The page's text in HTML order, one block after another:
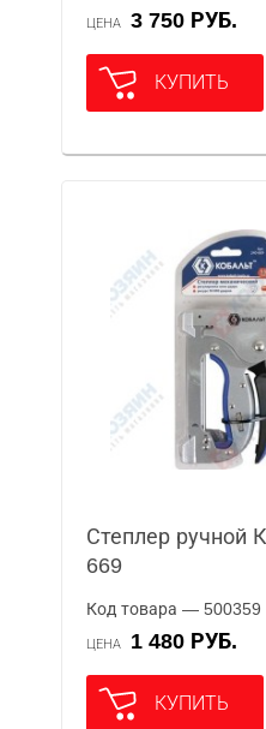
ЦЕНА 3 750 РУБ.
КУПИТЬ
Степлер ручной
669
Код товара — 500359
ЦЕНА 1 480 РУБ.
КУПИТЬ